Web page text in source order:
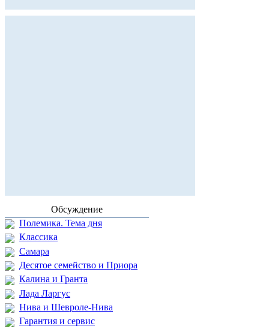
Обсуждение
Полемика. Тема дня
Классика
Самара
Десятое семейство и Приора
Калина и Гранта
Лада Ларгус
Нива и Шевроле-Нива
Гарантия и сервис